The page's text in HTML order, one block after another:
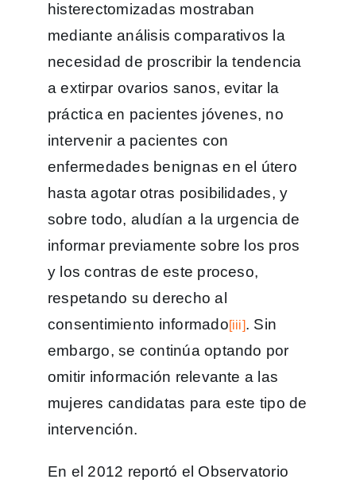
histerectomizadas mostraban
mediante análisis comparativos la
necesidad de proscribir la tendencia
a extirpar ovarios sanos, evitar la
práctica en pacientes jóvenes, no
intervenir a pacientes con
enfermedades benignas en el útero
hasta agotar otras posibilidades, y
sobre todo, aludían a la urgencia de
informar previamente sobre los pros
y los contras de este proceso,
respetando su derecho al
consentimiento informado[iii]. Sin
embargo, se continúa optando por
omitir información relevante a las
mujeres candidatas para este tipo de
intervención.
En el 2012 reportó el Observatorio